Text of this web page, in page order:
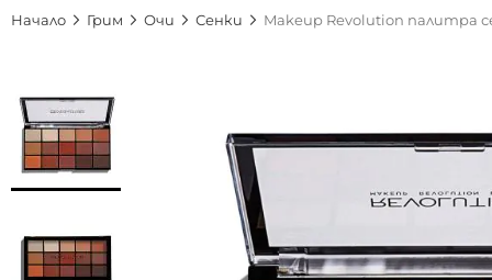
Начало Грим Очи Сенки Makeup Revolution палитра
към
края
на
галерията